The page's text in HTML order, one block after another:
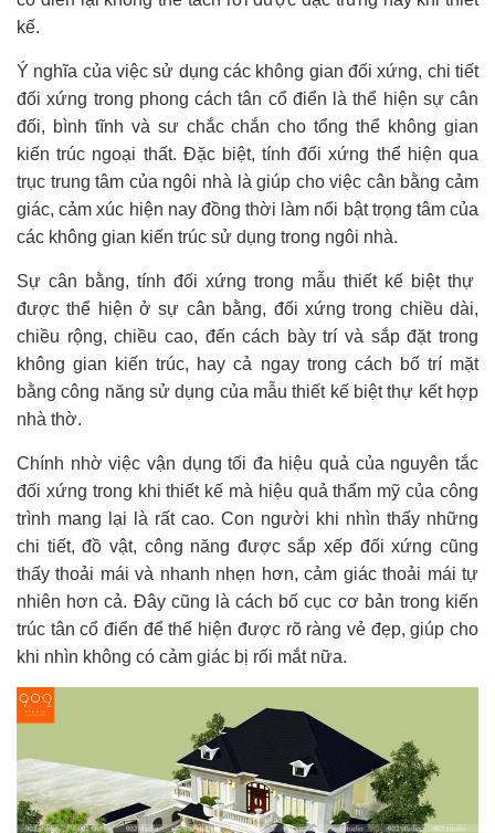
kế.
Ý nghĩa của việc sử dụng các không gian đối xứng, chi tiết
đối xứng trong phong cách tân cổ điển là thể hiện sự cân
đối, bình tĩnh và sư chắc chắn cho tổng thể không gian
kiến trúc ngoại thất. Đặc biệt, tính đối xứng thể hiện qua
trục trung tâm của ngôi nhà là giúp cho việc cân bằng cảm
giác, cảm xúc hiện nay đồng thời làm nổi bật trọng tâm của
các không gian kiến trúc sử dụng trong ngôi nhà.
Sự cân bằng, tính đối xứng trong mẫu thiết kế biệt thự
được thể hiện ở sự cân bằng, đối xứng trong chiều dài,
chiều rộng, chiều cao, đến cách bày trí và sắp đặt trong
không gian kiến trúc, hay cả ngay trong cách bố trí mặt
bằng công năng sử dụng của mẫu thiết kế biệt thự kết hợp
nhà thờ.
Chính nhờ việc vận dụng tối đa hiệu quả của nguyên tắc
đối xứng trong khi thiết kế mà hiệu quả thẩm mỹ của công
trình mang lại là rất cao. Con người khi nhìn thấy những
chi tiết, đồ vật, công năng được sắp xếp đối xứng cũng
thấy thoải mái và nhanh nhẹn hơn, cảm giác thoải mái tự
nhiên hơn cả. Đây cũng là cách bố cục cơ bản trong kiến
trúc tân cổ điển để thể hiện được rõ ràng vẻ đẹp, giúp cho
khi nhìn không có cảm giác bị rối mắt nữa.